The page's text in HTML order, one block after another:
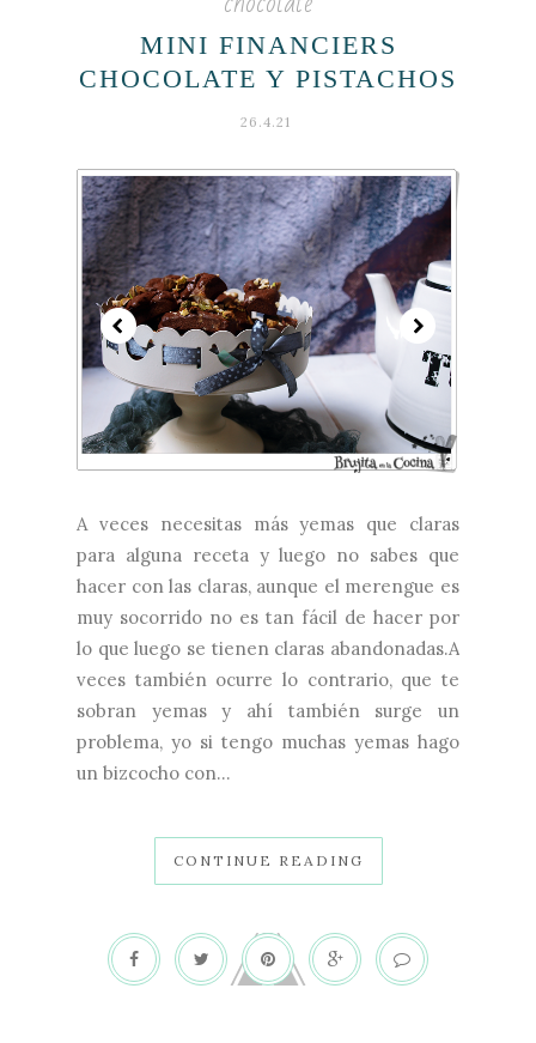
MINI FINANCIERS
CHOCOLATE Y PISTACHOS
26.4.21
A veces necesitas más yemas que claras
para alguna receta y luego no sabes que
hacer con las claras, aunque el merengue es
muy socorrido no es tan fácil de hacer por
lo que luego se tienen claras abandonadas.A
veces también ocurre lo contrario, que te
sobran yemas y ahí también surge un
problema, yo si tengo muchas yemas hago
un bizcocho con...
CONTINUE READING